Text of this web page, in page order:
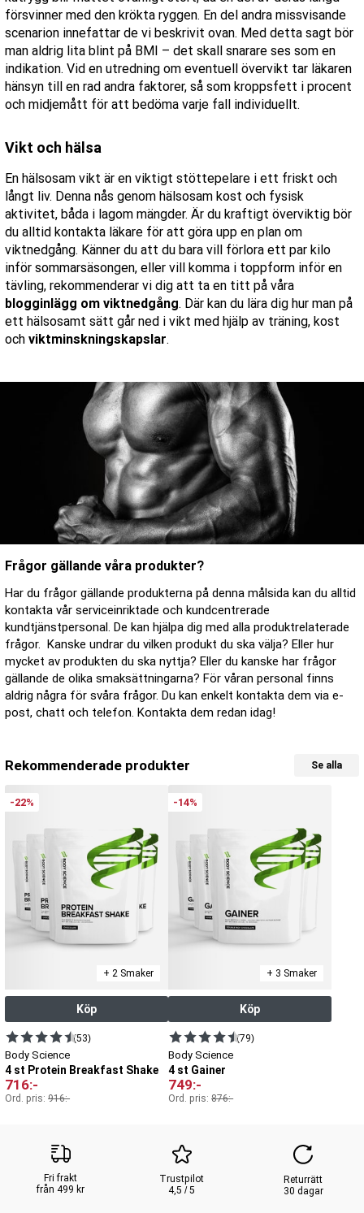
försvinner med den krökta ryggen. En del andra missvisande
scenarion innefattar de vi beskrivit ovan. Med detta sagt bör
man aldrig lita blint på BMI – det skall snarare ses som en
indikation. Vid en utredning om eventuell övervikt tar läkaren
hänsyn till en rad andra faktorer, så som kroppsfett i procent
och midjemått för att bedöma varje fall individuellt.
Vikt och hälsa
En hälsosam vikt är en viktigt stöttepelare i ett friskt och
långt liv. Denna nås genom hälsosam kost och fysisk
aktivitet, båda i lagom mängder. Är du kraftigt överviktig bör
du alltid kontakta läkare för att göra upp en plan om
viktnedgång. Känner du att du bara vill förlora ett par kilo
inför sommarsäsongen, eller vill komma i toppform inför en
tävling, rekommenderar vi dig att ta en titt på våra
blogginlägg om viktnedgång. Där kan du lära dig hur man på
ett hälsosamt sätt går ned i vikt med hjälp av träning, kost
och viktminskningskapslar.
Frågor gällande våra produkter?
Har du frågor gällande produkterna på denna målsida kan du alltid
kontakta vår serviceinriktade och kundcentrerade
kundtjänstpersonal. De kan hjälpa dig med alla produktrelaterade
frågor. Kanske undrar du vilken produkt du ska välja? Eller hur
mycket av produkten du ska nyttja? Eller du kanske har frågor
gällande de olika smaksättningarna? För våran personal finns
aldrig några för svåra frågor. Du kan enkelt kontakta dem via e-
post, chatt och telefon. Kontakta dem redan idag!
Rekommenderade produkter Se alla
-22%
+ 2 Smaker
Köp
(53)
Body Science
4 st Protein Breakfast Shake
716:-
Ord. pris: 916:-
-14%
+ 3 Smaker
Köp
(79)
Body Science
4 st Gainer
749:-
Ord. pris:876:-
Fri frakt
från 499 kr
Trustpilot
4,5 / 5
Returrätt
30 dagar